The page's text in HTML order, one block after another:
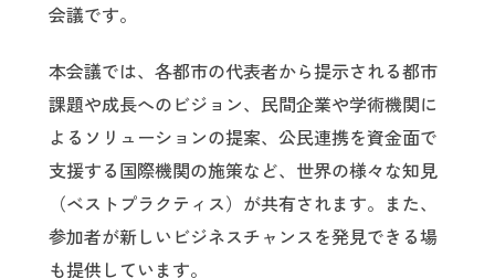
会議です。
本会議では、各都市の代表者から提示される都市
課題や成長へのビジョン、民間企業や学術機関に
よるソリューションの提案、公民連携を資金面で
支援する国際機関の施策など、世界の様々な知見
（ベストプラクティス）が共有されます。また、
参加者が新しいビジネスチャンスを発見できる場
も提供しています。